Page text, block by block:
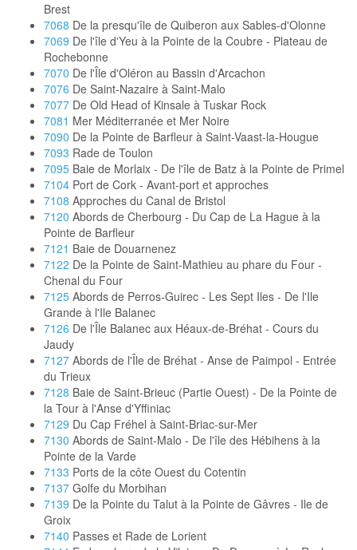
Brest
7068 De la presqu'île de Quiberon aux Sables-d'Olonne
7069 De l'île d'Yeu à la Pointe de la Coubre - Plateau de
Rochebonne
7070 De l'Île d'Oléron au Bassin d'Arcachon
7076 De Saint-Nazaire à Saint-Malo
7077 De Old Head of Kinsale à Tuskar Rock
7081 Mer Méditerranée et Mer Noire
7090 De la Pointe de Barfleur à Saint-Vaast-la-Hougue
7093 Rade de Toulon
7095 Baie de Morlaix - De l'île de Batz à la Pointe de Primel
7104 Port de Cork - Avant-port et approches
7108 Approches du Canal de Bristol
7120 Abords de Cherbourg - Du Cap de La Hague à la
Pointe de Barfleur
7121 Baie de Douarnenez
7122 De la Pointe de Saint-Mathieu au phare du Four -
Chenal du Four
7125 Abords de Perros-Guirec - Les Sept Iles - De l'Ile
Grande à l'Ile Balanec
7126 De l'Île Balanec aux Héaux-de-Bréhat - Cours du
Jaudy
7127 Abords de l'Île de Bréhat - Anse de Paimpol - Entrée
du Trieux
7128 Baie de Saint-Brieuc (Partie Ouest) - De la Pointe de
la Tour à l'Anse d'Yffiniac
7129 Du Cap Fréhel à Saint-Briac-sur-Mer
7130 Abords de Saint-Malo - De l'île des Hébihens à la
Pointe de la Varde
7133 Ports de la côte Ouest du Cotentin
7137 Golfe du Morbihan
7139 De la Pointe du Talut à la Pointe de Gâvres - Ile de
Groix
7140 Passes et Rade de Lorient